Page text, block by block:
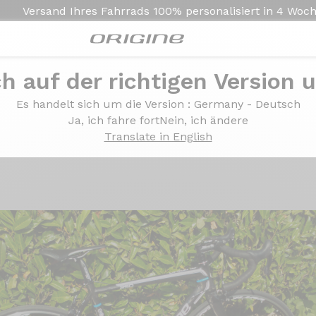
Versand Ihres Fahrrads 100% personalisiert in 4
auf der richtigen Version
Es handelt sich um die Version : Germany - Deutsch
Ja, ich fahre fortNein, ich ändere
Translate in English
Campagnolo Athena Mavic Ksyrium Elite S
Campagnolo